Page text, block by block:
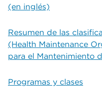
(en inglés)
Resumen de las
(Health Maintenance
para el Mantenimiento
Programas y clases